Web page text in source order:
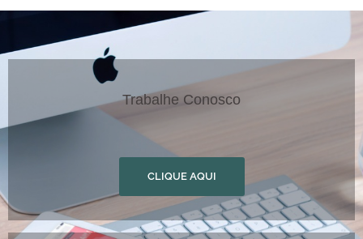
Trabalhe Conosco
CLIQUE AQUI